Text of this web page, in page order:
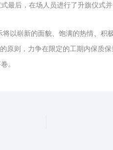
最后，在场人员进行了升旗仪式并
以崭新的面貌、饱满的热情、积
原则，力争在限定的工期内保质
。